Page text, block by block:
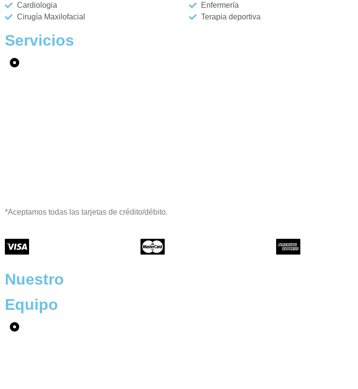
Cardiologia
Cirugía Maxilofacial
Enfermería
Terapia deportiva
Servicios
*Aceptamos todas las tarjetas de crédito/débito.
Nuestro
Equipo